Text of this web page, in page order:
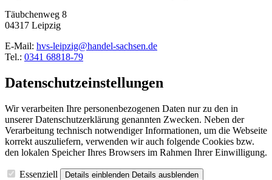
Täubchenweg 8
04317 Leipzig
E-Mail: hvs-leipzig@handel-sachsen.de
Tel.: 0341 68818-79
Datenschutzeinstellungen
Wir verarbeiten Ihre personenbezogenen Daten nur zu den in
unserer Datenschutzerklärung genannten Zwecken. Neben der
Verarbeitung technisch notwendiger Informationen, um die Webseite
korrekt auszuliefern, verwenden wir auch folgende Cookies bzw.
den lokalen Speicher Ihres Browsers im Rahmen Ihrer Einwilligung.
Essenziell Details einblenden Details ausblenden